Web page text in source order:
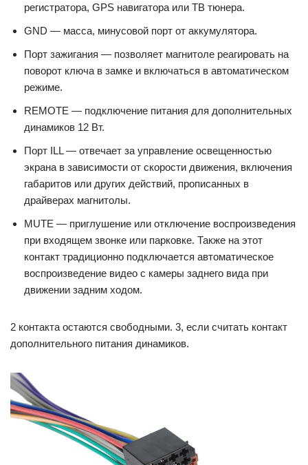
регистратора, GPS навигатора или ТВ тюнера.
GND — масса, минусовой порт от аккумулятора.
Порт зажигания — позволяет магнитоле реагировать на
поворот ключа в замке и включаться в автоматическом
режиме.
REMOTE — подключение питания для дополнительных
динамиков 12 Вт.
Порт ILL — отвечает за управление освещенностью
экрана в зависимости от скорости движения, включения
габаритов или других действий, прописанных в
драйверах магнитолы.
MUTE — приглушение или отключение воспроизведения
при входящем звонке или парковке. Также на этот
контакт традиционно подключается автоматическое
воспроизведение видео с камеры заднего вида при
движении задним ходом.
2 контакта остаются свободными. 3, если считать контакт
дополнительного питания динамиков.